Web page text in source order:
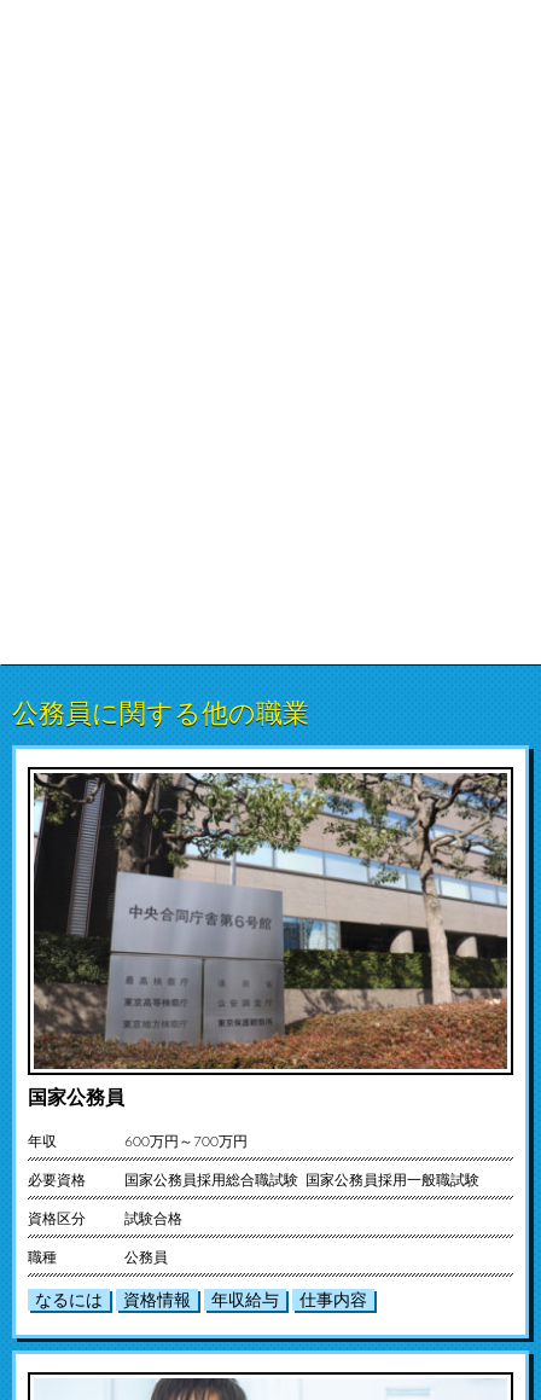
公務員に関する他の職業
国家公務員
年収 600万円～700万円
必要資格 国家公務員採用総合職試験 国家公務員採用一般職試験
資格区分 試験合格
職種 公務員
なるには 資格情報 年収給与 仕事内容